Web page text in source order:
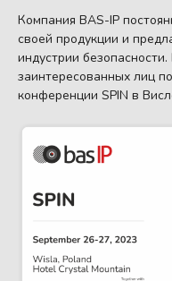
Компания BAS-IP
своей продукции и
индустрии
заинтересованных лиц
конференции SPIN в